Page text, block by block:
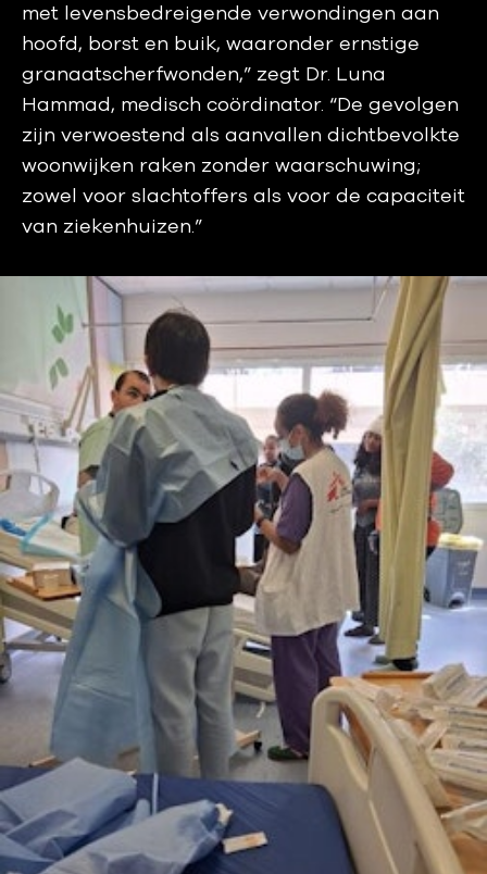
met levensbedreigende verwondingen aan
hoofd, borst en buik, waaronder ernstige
granaatscherfwonden,” zegt Dr. Luna
Hammad, medisch coördinator. “De gevolgen
zijn verwoestend als aanvallen dichtbevolkte
woonwijken raken zonder waarschuwing;
zowel voor slachtoffers als voor de capaciteit
van ziekenhuizen.”